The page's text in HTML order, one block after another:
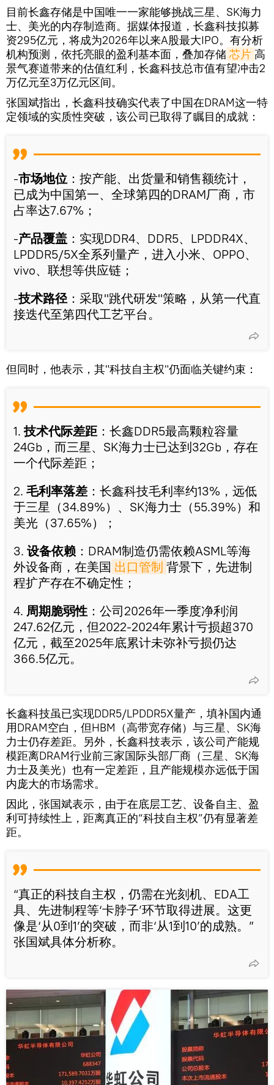
目前长鑫存储是中国唯一一家能够挑战三星、SK海力
士、美光的内存制造商。据媒体报道，长鑫科技拟募
资295亿元，将成为2026年以来A股最大IPO。有分析
机构预测，依托亮眼的盈利基本面，叠加存储 芯片 高
景气赛道带来的估值红利，长鑫科技总市值有望冲击2
万亿元至3万亿元区间。
张国斌指出，长鑫科技确实代表了中国在DRAM这一特
定领域的实质性突破，该公司已取得了瞩目的成就：
-市场地位 ：按产能、出货量和销售额统计，
已成为中国第一、全球第四的DRAM厂商，市
占率达7.67%；
-产品覆盖 ：实现DDR4、DDR5、LPDDR4X、
LPDDR5/5X全系列量产，进入小米、OPPO、
vivo、联想等供应链；
-技术路径：采取"跳代研发"策略，从第一代直
接迭代至第四代工艺平台。
但同时，他表示，其"科技自主权"仍面临关键约束：
1. 技术代际差距 ：长鑫DDR5最高颗粒容量
24Gb，而三星、SK海力士已达到32Gb，存在
一个代际差距；
2. 毛利率落差 ：长鑫科技毛利率约13%，远低
于三星（34.89%）、SK海力士（55.39%）和
美光（37.65%）；
3. 设备依赖 ：DRAM制造仍需依赖ASML等海
外设备商，在美国 出口管制 背景下，先进制
程扩产存在不确定性；
4. 周期脆弱性 ：公司2026年一季度净利润
247.62亿元，但2022-2024年累计亏损超370
亿元，截至2025年底累计未弥补亏损仍达
366.5亿元。
长鑫科技虽已实现DDR5/LPDDR5X量产，填补国内通
用DRAM空白，但HBM（高带宽存储）与三星、SK海
力士仍存差距。另外，长鑫科技表示，该公司产能规
模距离DRAM行业前三家国际头部厂商（三星、SK海
力士及美光）也有一定差距，且产能规模亦远低于国
内庞大的市场需求。
因此，张国斌表示，由于在底层工艺、设备自主、盈
利可持续性上，距离真正的“科技自主权”仍有显著差
距。
“真正的科技自主权，仍需在光刻机、EDA工
具、先进制程等‘卡脖子’环节取得进展。这更
像是‘从0到1’的突破，而非‘从1到10’的成熟。”
张国斌具体分析称。